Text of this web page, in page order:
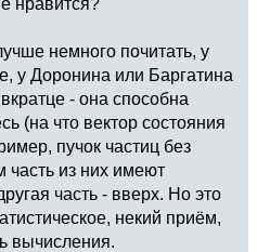
немного почитать, у
у Доронина или Баргатина
- она способна
(на что вектор состояния
пучок частиц без
часть из них имеют
часть - вверх. Но это
некий приём,
вычисления.